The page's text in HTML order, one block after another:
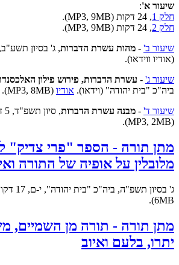
שיעור א':
חלק 1
, 24 דקות (MP3, 9MB).
חלק 2
, 24 דקות (MP3, 9MB).
שיעור ב' - מהות עשרת הדברות
(אודיו ווידאו).
שיעור ג' - עשרת הדברות, פירוש פילון
ביה"כ "בית יהודה" (וידאו). אודיו (MP3, 8MB).
שיעור ד' - מבנה עשרת הדברות, סיון תשפ"ד, 5 דקות (וידאו).
(MP3, 2MB).
מתן תורה - הספר "פרי צדיק"
מלובלין על אופיה של התורה
ג' בסיון תשפ"ה, ביה"כ "בית יהודה", י-ם, 17 דקות.
6MB).
מתן תורה - תורה מן השמיים,
יתרו, בלעם ואיוב